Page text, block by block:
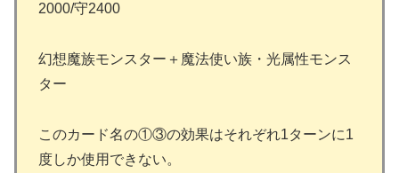
2000/守2400
幻想魔族モンスター＋魔法使い族・光属性モンス
ター
このカード名の①③の効果はそれぞれ1ターンに1
度しか使用できない。